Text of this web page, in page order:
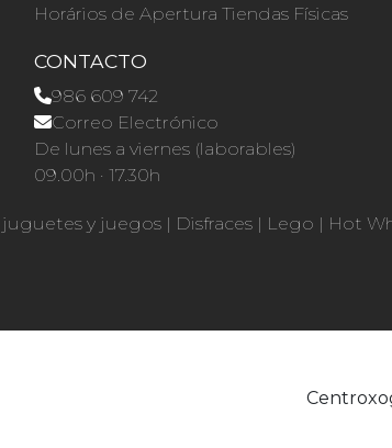
Horários de Apertura Tiendas Físicas
CONTACTO
986 609 742
Correo Electrónico
De lunes a viernes (laborables)
09.00h · 17.30h
y juegos | Disfraces | Lego | Hot